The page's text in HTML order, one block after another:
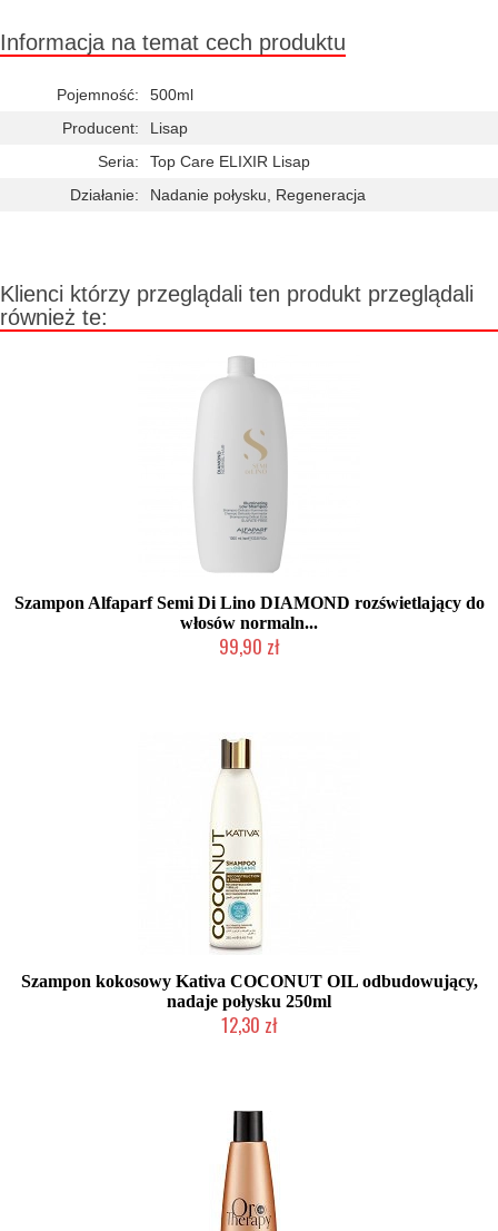
Informacja na temat cech produktu
Pojemność:
500ml
Producent:
Lisap
Seria:
Top Care ELIXIR Lisap
Działanie:
Nadanie połysku, Regeneracja
Klienci którzy przeglądali ten produkt przeglądali
również te:
Szampon Alfaparf Semi Di Lino DIAMOND rozświetlający do
włosów normaln...
99,90 zł
Szampon kokosowy Kativa COCONUT OIL odbudowujący,
nadaje połysku 250ml
12,30 zł